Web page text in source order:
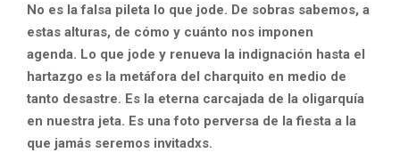
No es la falsa pileta lo que jode. De sobras sabemos, a
estas alturas, de cómo y cuánto nos imponen
agenda. Lo que jode y renueva la indignación hasta el
hartazgo es la metáfora del charquito en medio de
tanto desastre. Es la eterna carcajada de la oligarquía
en nuestra jeta. Es una foto perversa de la fiesta a la
que jamás seremos invitadxs.